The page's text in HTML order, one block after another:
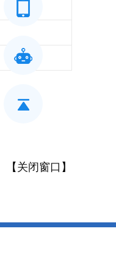
【 关闭窗口 】